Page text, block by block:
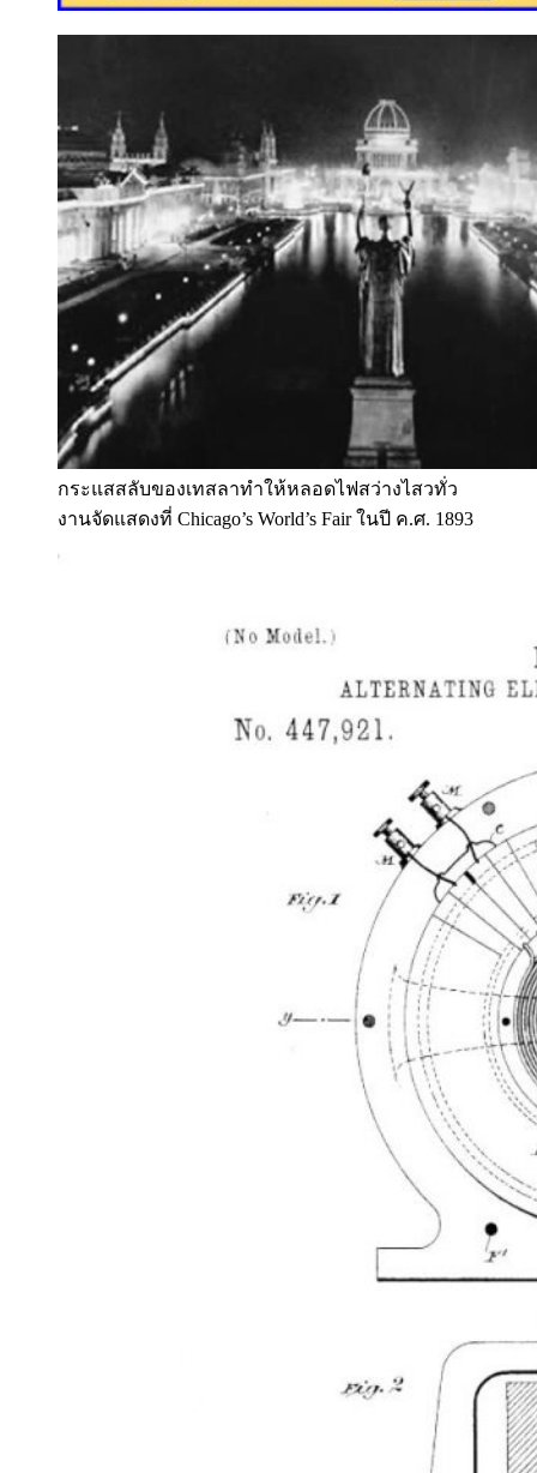
กระแสสลับของเทสลาทำให้หลอดไฟสว่างไสวทั่ว
งานจัดแสดงที่ Chicago’s World’s Fair ในปี ค.ศ. 1893